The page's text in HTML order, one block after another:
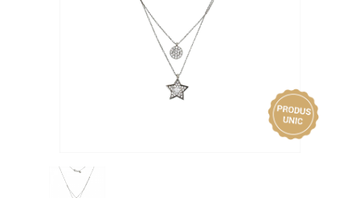
BIJUTERII COPII